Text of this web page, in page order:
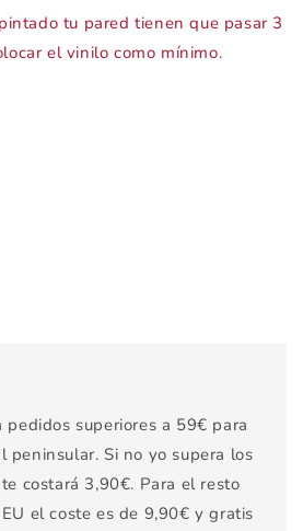
tu pared tienen que pasar 3
el vinilo como mínimo.
pedidos superiores a 59€ para
peninsular. Si no yo supera los
costará 3,90€. Para el resto
el coste es de 9,90€ y gratis